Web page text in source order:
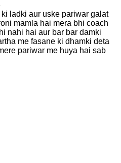
ladki aur uske pariwar galat
mamla hai mera bhi coach
nahi hai aur bar bar damki
me fasane ki dhamki deta
pariwar me huya hai sab